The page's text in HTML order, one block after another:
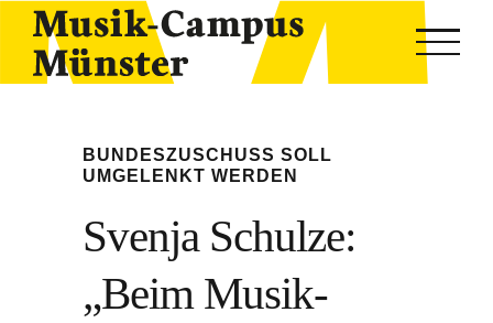
Skip
content
BUNDESZUSCHUSS SOLL
UMGELENKT WERDEN
Svenja Schulze:
„Beim Musik-